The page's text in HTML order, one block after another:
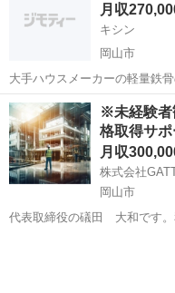
月収
キシン
岡山市
大手ハウスメーカーの軽量鉄骨の建方
中です！ 初めての方も、大歓迎です！ 【⠀日当等は要相談です 】 楽
しく、みんなで、頑張りましょう！ お問い合わせお待ち
す。
岡山 岡山市 鳶職
※未経験
格取得サ
月収
株式会社
岡山市
代表取締役の礒田 大和です。